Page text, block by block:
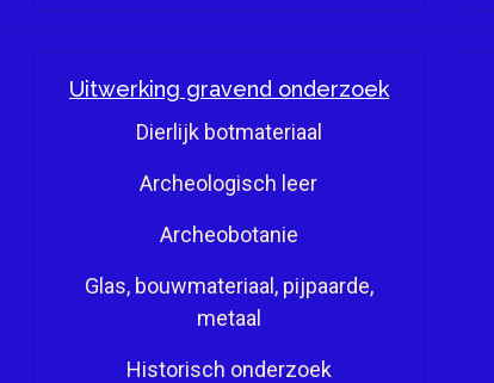
Uitwerking gravend onderzoek
Dierlijk botmateriaal
Archeologisch leer
Archeobotanie
Glas, bouwmateriaal, pijpaarde,
metaal
Historisch onderzoek